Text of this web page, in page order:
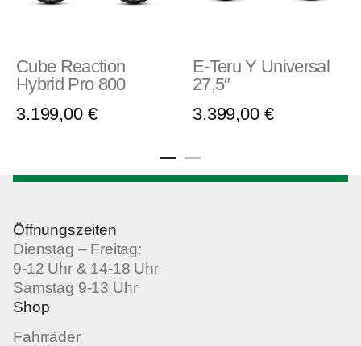
Cube Reaction
Hybrid Pro 800
3.199,00 €
E-Teru Y Universal
27,5″
3.399,00 €
Öffnungszeiten
Dienstag – Freitag:
9-12 Uhr & 14-18 Uhr
Samstag 9-13 Uhr
Shop
Fahrräder